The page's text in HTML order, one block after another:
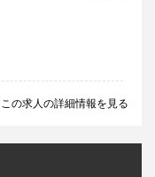
この求人の詳細情報を見る